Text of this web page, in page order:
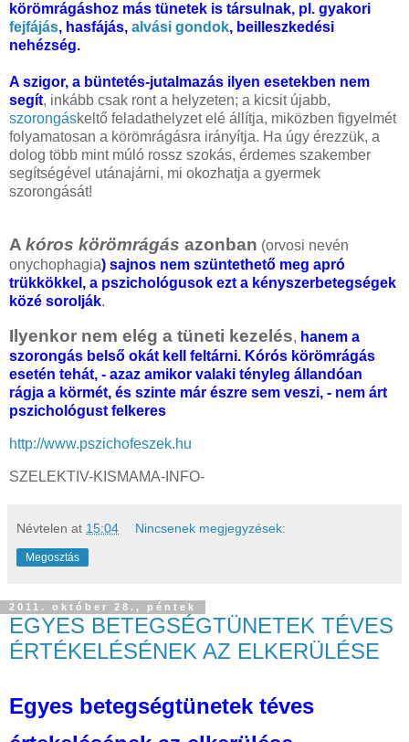
körömrágáshoz más tünetek is társulnak, pl. gyakori
fejfájás, hasfájás, alvási gondok, beilleszkedési
nehézség.
A szigor, a büntetés-jutalmazás ilyen esetekben nem
segít, inkább csak ront a helyzeten; a kicsit újabb,
szorongáskeltő feladathelyzet elé állítja, miközben figyelmét
folyamatosan a körömrágásra irányítja. Ha úgy érezzük, a
dolog több mint múló rossz szokás, érdemes szakember
segítségével utánajárni, mi okozhatja a gyermek
szorongását!
A kóros körömrágás azonban (orvosi nevén
onychophagia) sajnos nem szüntethető meg apró
trükkökkel, a pszichológusok ezt a kényszerbetegségek
közé sorolják.
Ilyenkor nem elég a tüneti kezelés, hanem a
szorongás belső okát kell feltárni. Kórós körömrágás
esetén tehát, - azaz amikor valaki tényleg állandóan
rágja a körmét, és szinte már észre sem veszi, - nem árt
pszichológust felkeres
http://www.pszichofeszek.hu
SZELEKTIV-KISMAMA-INFO-
Névtelen at 15:04 Nincsenek megjegyzések:
Megosztás
2011. október 28., péntek
EGYES BETEGSÉGTÜNETEK TÉVES
ÉRTÉKELÉSÉNEK AZ ELKERÜLÉSE
Egyes betegségtünetek téves